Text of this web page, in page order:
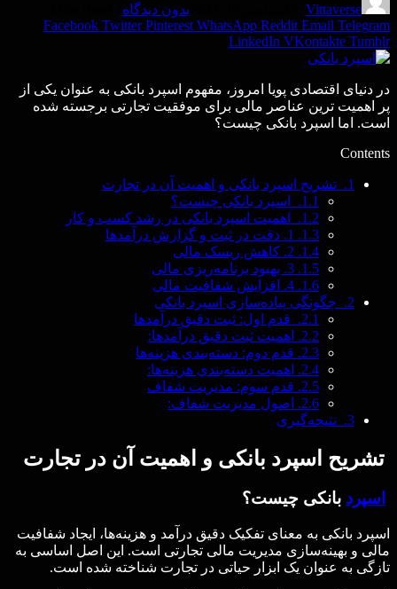
Vittaverse بدون دیدگاه
Facebook Twitter Pinterest WhatsApp Reddit Email Telegram
LinkedIn VKontakte Tumblr
در دنیای اقتصادی پویا امروز، مفهوم اسپرد بانکی به عنوان یکی از
پر اهمیت ترین عناصر مالی برای موفقیت تجارتی برجسته شده
است. اما اسپرد بانکی چیست؟
Contents
1.
تشریح اسپرد بانکی و اهمیت آن در تجارت
1.1.
اسپرد بانکی چیست؟
1.2.
اهمیت اسپرد بانکی در رشد کسب و کار
1.3.
1.4.
1.5.
1.6.
2.
چگونگی پیاده‌سازی اسپرد بانکی
2.1.
قدم اول: ثبت دقیق درآمدها
2.2.
اهمیت ثبت دقیق درآمدها:
2.3. قدم دوم: دسته‌بندی هزینه‌ها
2.4.
اهمیت دسته‌بندی هزینه‌ها:
2.5. قدم سوم: مدیریت شفاف
2.6.
اصول مدیریت شفاف:
3.
نتیجه‌گیری
تشریح اسپرد بانکی و اهمیت آن در تجارت
اسپرد بانکی چیست؟
اسپرد بانکی به معنای تفکیک دقیق درآمد و هزینه‌ها، ایجاد شفافیت
مالی و بهینه‌سازی مدیریت مالی تجارتی است. این اصل اساسی به
تازگی به عنوان یک ابزار حیاتی در تجارت شناخته شده است.